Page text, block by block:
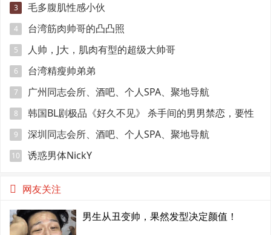
3 毛多腹肌性感小伙
4 台湾筋肉帅哥的凸凸照
5 人帅，J大，肌肉有型的超级大帅哥
6 台湾精瘦帅弟弟
7 广州同志会所、酒吧、个人SPA、聚地导航
8
韩国BL剧极品《好久不见》 杀手间的男男禁恋，要性
命还是爱情？
9 深圳同志会所、酒吧、个人SPA、聚地导航
10 诱惑男体NickY
网友关注
男生从丑变帅，果然发型决定颜值！